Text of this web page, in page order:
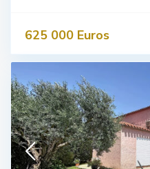
625 000 Euros